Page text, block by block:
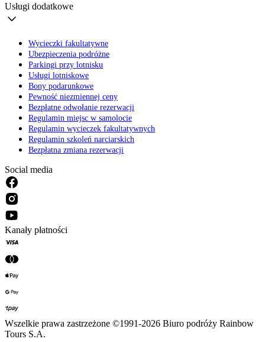
Usługi dodatkowe
Wycieczki fakultatywne
Ubezpieczenia podróżne
Parkingi przy lotnisku
Usługi lotniskowe
Bony podarunkowe
Pewność niezmiennej ceny
Bezpłatne odwołanie rezerwacji
Regulamin miejsc w samolocie
Regulamin wycieczek fakultatywnych
Regulamin szkoleń narciarskich
Bezpłatna zmiana rezerwacji
Social media
Kanały płatności
Wszelkie prawa zastrzeżone ©1991-2026 Biuro podróży Rainbow
Tours S.A.